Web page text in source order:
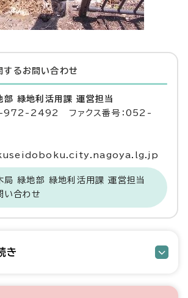
する お問い合わせ
部 緑地利活用課 運営担当
972-2492 ファクス番号：052-
局 緑地部 緑地利活用課 運営担当
い合わせ
き